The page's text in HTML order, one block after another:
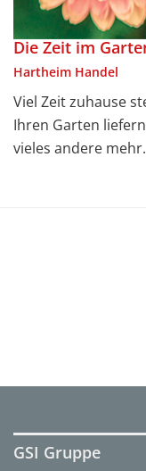
Die Zeit im
Hartheim Handel
Viel Zeit zuhause
Ihren Garten
vieles andere
GSI Gruppe